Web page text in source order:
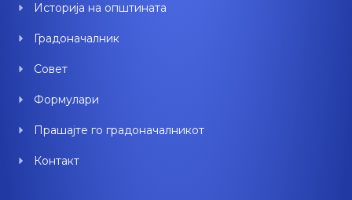
k
n
Историја на општината
Градоначалник
Совет
Формулари
Прашајте го градоначалникот
Контакт